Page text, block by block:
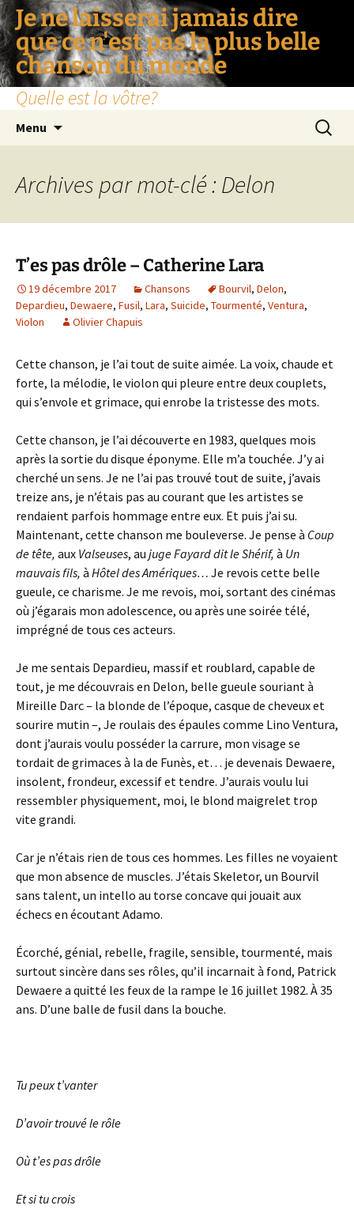
Je ne laisserai jamais dire
que ce n'est pas la plus belle
chanson du monde
Quelle est la vôtre?
Menu
Archives par mot-clé : Delon
T’es pas drôle – Catherine Lara
19 décembre 2017 Chansons Bourvil, Delon,
Depardieu, Dewaere, Fusil, Lara, Suicide, Tourmenté, Ventura,
Violon
Olivier Chapuis
Cette chanson, je l’ai tout de suite aimée. La voix, chaude et
forte, la mélodie, le violon qui pleure entre deux couplets,
qui s’envole et grimace, qui enrobe la tristesse des mots.
Cette chanson, je l’ai découverte en 1983, quelques mois
après la sortie du disque éponyme. Elle m’a touchée. J’y ai
cherché un sens. Je ne l’ai pas trouvé tout de suite, j’avais
treize ans, je n’étais pas au courant que les artistes se
rendaient parfois hommage entre eux. Et puis j’ai su.
Maintenant, cette chanson me bouleverse. Je pense à Coup
de tête, aux Valseuses, au juge Fayard dit le Shérif, à Un
mauvais fils, à Hôtel des Amériques… Je revois cette belle
gueule, ce charisme. Je me revois, moi, sortant des cinémas
où j’égarais mon adolescence, ou après une soirée télé,
imprégné de tous ces acteurs.
Je me sentais Depardieu, massif et roublard, capable de
tout, je me découvrais en Delon, belle gueule souriant à
Mireille Darc – la blonde de l’époque, casque de cheveux et
sourire mutin –, Je roulais des épaules comme Lino Ventura,
dont j’aurais voulu posséder la carrure, mon visage se
tordait de grimaces à la de Funès, et… je devenais Dewaere,
insolent, frondeur, excessif et tendre. J’aurais voulu lui
ressembler physiquement, moi, le blond maigrelet trop
vite grandi.
Car je n’étais rien de tous ces hommes. Les filles ne voyaient
que mon absence de muscles. J’étais Skeletor, un Bourvil
sans talent, un intello au torse concave qui jouait aux
échecs en écoutant Adamo.
Écorché, génial, rebelle, fragile, sensible, tourmenté, mais
surtout sincère dans ses rôles, qu’il incarnait à fond, Patrick
Dewaere a quitté les feux de la rampe le 16 juillet 1982. À 35
ans. D’une balle de fusil dans la bouche.
Tu peux t’vanter
D’avoir trouvé le rôle
Où t’es pas drôle
Et si tu crois